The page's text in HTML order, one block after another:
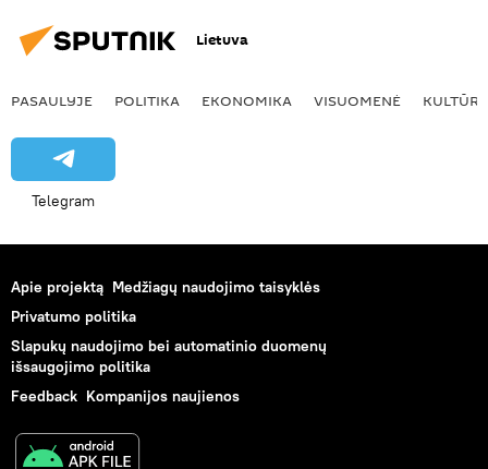
Lietuva
PASAULYJE POLITIKA EKONOMIKA VISUOMENĖ KULTŪRA
Telegram
Apie projektą Medžiagų naudojimo taisyklės
Privatumo politika
Slapukų naudojimo bei automatinio duomenų
išsaugojimo politika
Feedback Kompanijos naujienos